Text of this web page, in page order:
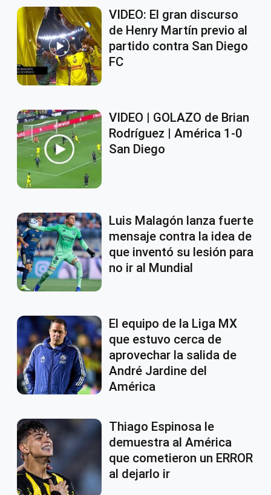
VIDEO: El gran discurso
de Henry Martín previo al
partido contra San Diego
FC
VIDEO | GOLAZO de Brian
Rodríguez | América 1-0
San Diego
Luis Malagón lanza fuerte
mensaje contra la idea de
que inventó su lesión para
no ir al Mundial
El equipo de la Liga MX
que estuvo cerca de
aprovechar la salida de
André Jardine del
América
Thiago Espinosa le
demuestra al América
que cometieron un ERROR
al dejarlo ir